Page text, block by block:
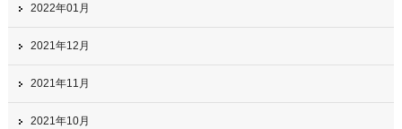
2022年01月
2021年12月
2021年11月
2021年10月